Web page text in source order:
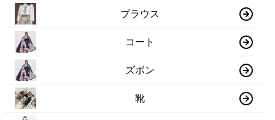
ブラウス
コート
ズボン
靴